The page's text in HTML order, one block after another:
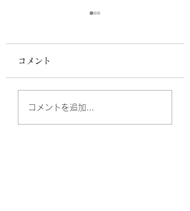
#46 じゃがいもを美味
しく茹でるコツ
コメント
コメントを追加…